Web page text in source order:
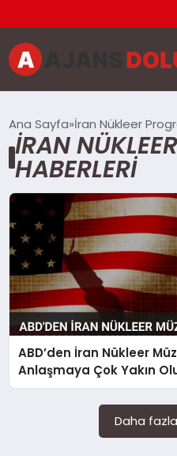
EĞITIM
EKONOMI
GENEL
GÜNCEL
MAGAZIN
SAĞLIK
Ana Sayfa İran Nükleer
İRAN
HABERLERI
ABD’den İran Nükleer
Anlaşmaya Çok Yakın
Daha